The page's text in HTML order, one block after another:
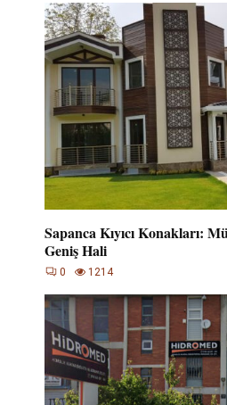
Sapanca Kıyıcı Konakları:
Geniş Hali
0 1214